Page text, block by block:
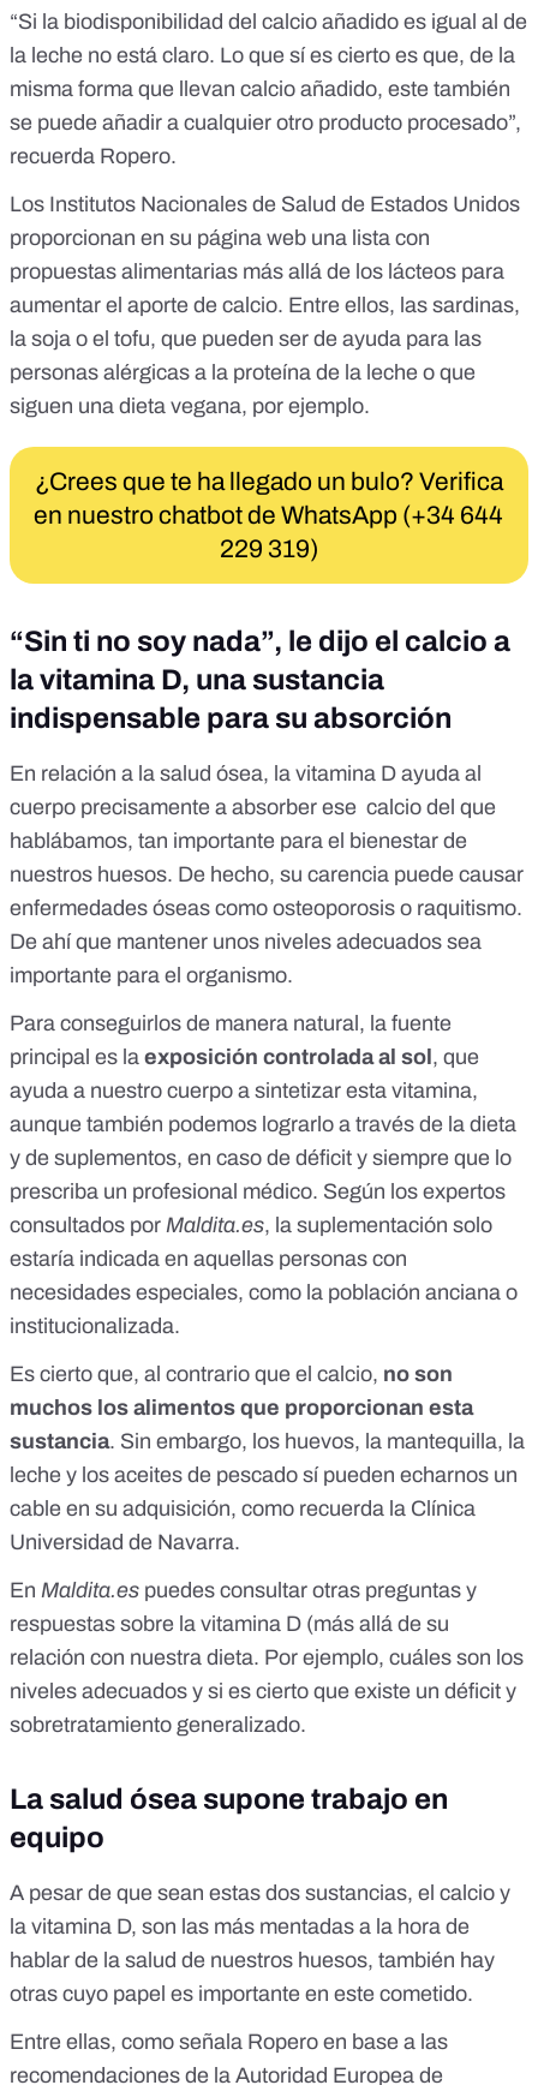
“Si la biodisponibilidad del calcio añadido es igual al de
la leche no está claro. Lo que sí es cierto es que, de la
misma forma que llevan calcio añadido, este también
se puede añadir a cualquier otro producto procesado”,
recuerda Ropero.
Los Institutos Nacionales de Salud de Estados Unidos
proporcionan en su página web una lista con
propuestas alimentarias más allá de los lácteos para
aumentar el aporte de calcio. Entre ellos, las sardinas,
la soja o el tofu, que pueden ser de ayuda para las
personas alérgicas a la proteína de la leche o que
siguen una dieta vegana, por ejemplo.
¿Crees que te ha llegado un bulo? Verifica
en nuestro chatbot de WhatsApp (+34 644
229 319)
“Sin ti no soy nada”, le dijo el calcio a
la vitamina D, una sustancia
indispensable para su absorción
En relación a la salud ósea, la vitamina D ayuda al
cuerpo precisamente a absorber ese calcio del que
hablábamos, tan importante para el bienestar de
nuestros huesos. De hecho, su carencia puede causar
enfermedades óseas como osteoporosis o raquitismo.
De ahí que mantener unos niveles adecuados sea
importante para el organismo.
Para conseguirlos de manera natural, la fuente
principal es la exposición controlada al sol , que
ayuda a nuestro cuerpo a sintetizar esta vitamina,
aunque también podemos lograrlo a través de la dieta
y de suplementos, en caso de déficit y siempre que lo
prescriba un profesional médico. Según los expertos
consultados por Maldita.es, la suplementación solo
estaría indicada en aquellas personas con
necesidades especiales, como la población anciana o
institucionalizada.
Es cierto que, al contrario que el calcio, no son
muchos los alimentos que proporcionan esta
sustancia. Sin embargo, los huevos, la mantequilla, la
leche y los aceites de pescado sí pueden echarnos un
cable en su adquisición, como recuerda la Clínica
Universidad de Navarra.
En Maldita.es puedes consultar otras preguntas y
respuestas sobre la vitamina D (más allá de su
relación con nuestra dieta. Por ejemplo, cuáles son los
niveles adecuados y si es cierto que existe un déficit y
sobretratamiento generalizado.
La salud ósea supone trabajo en
equipo
A pesar de que sean estas dos sustancias, el calcio y
la vitamina D, son las más mentadas a la hora de
hablar de la salud de nuestros huesos, también hay
otras cuyo papel es importante en este cometido.
Entre ellas, como señala Ropero en base a las
recomendaciones de la Autoridad Europea de